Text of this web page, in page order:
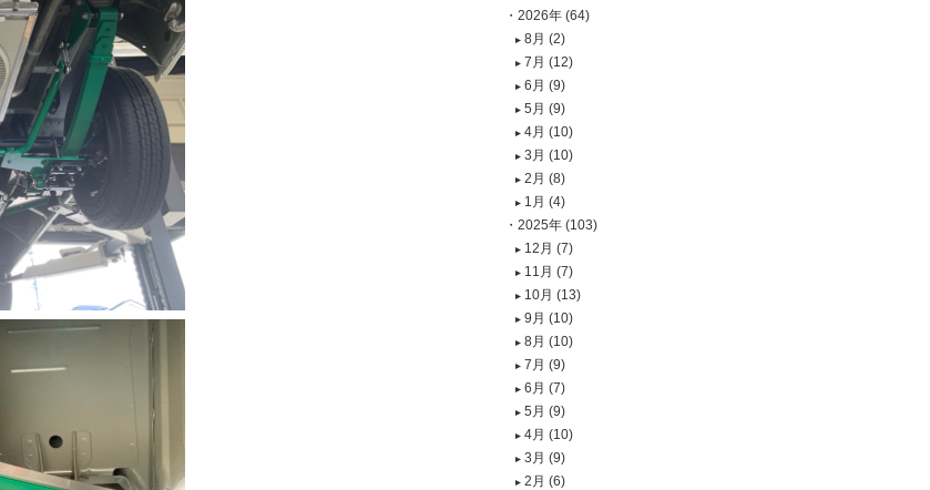
2026年 (64)
8月 (2)
7月 (12)
6月 (9)
5月 (9)
4月 (10)
3月 (10)
2月 (8)
1月 (4)
2025年 (103)
12月 (7)
11月 (7)
10月 (13)
9月 (10)
8月 (10)
7月 (9)
6月 (7)
5月 (9)
4月 (10)
3月 (9)
2月 (6)